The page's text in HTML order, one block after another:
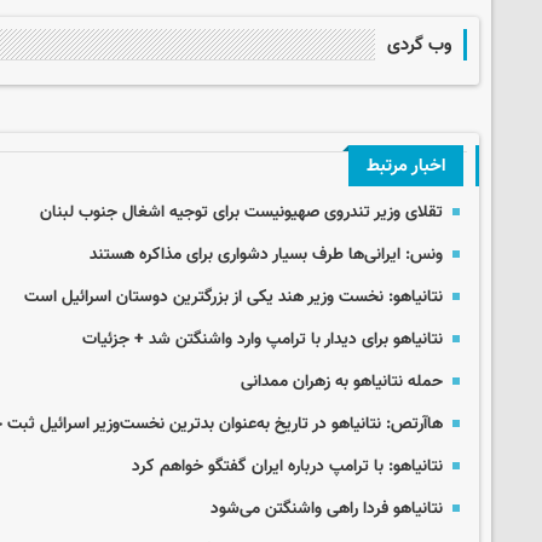
وب گردی
اخبار مرتبط
تقلای وزیر تندروی صهیونیست برای توجیه اشغال جنوب لبنان
ونس: ایرانی‌ها طرف بسیار دشواری برای مذاکره هستند
نتانیاهو: نخست وزیر هند یکی از بزرگترین دوستان اسرائیل است
نتانیاهو برای دیدار با ترامپ وارد واشنگتن شد + جزئیات
حمله نتانیاهو به زهران ممدانی
هاآرتص: نتانیاهو در تاریخ به‌عنوان بدترین نخست‌وزیر اسرائیل
نتانیاهو: با ترامپ درباره ایران گفتگو خواهم کرد
نتانیاهو فردا راهی واشنگتن می‌شود